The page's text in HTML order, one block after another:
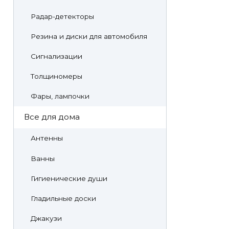
Радар-детекторы
Резина и диски для автомобиля
Сигнализации
Толщиномеры
Фары, лампочки
Все для дома
Антенны
Ванны
Гигиенические души
Гладильные доски
Джакузи